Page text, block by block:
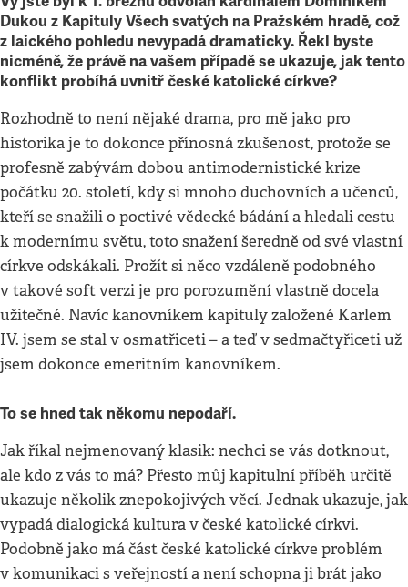
Dukou z Kapituly Všech svatých na Pražském hradě, což
z laického pohledu nevypadá dramaticky. Řekl byste
nicméně, že právě na vašem případě se ukazuje, jak tento
konflikt probíhá uvnitř české katolické církve?
Rozhodně to není nějaké drama, pro mě jako pro
historika je to dokonce přínosná zkušenost, protože se
profesně zabývám dobou antimodernistické krize
počátku 20. století, kdy si mnoho duchovních a učenců,
kteří se snažili o poctivé vědecké bádání a hledali cestu
k modernímu světu, toto snažení šeredně od své vlastní
církve odskákali. Prožít si něco vzdáleně podobného
v takové soft verzi je pro porozumění vlastně docela
užitečné. Navíc kanovníkem kapituly založené Karlem
IV. jsem se stal v osmatřiceti – a teď v sedmačtyřiceti už
jsem dokonce emeritním kanovníkem.
To se hned tak někomu nepodaří.
Jak říkal nejmenovaný klasik: nechci se vás dotknout,
ale kdo z vás to má? Přesto můj kapitulní příběh určitě
ukazuje několik znepokojivých věcí. Jednak ukazuje, jak
vypadá dialogická kultura v české katolické církvi.
Podobně jako má část české katolické církve problém
v komunikaci s veřejností a není schopna ji brát jako